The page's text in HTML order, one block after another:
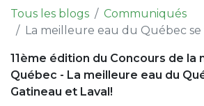
Tous les blogs
Communiqués
La meilleure eau du Québec se trouve
11ème édition du Concours de la
Québec - La meilleure eau du
Gatineau et Laval!